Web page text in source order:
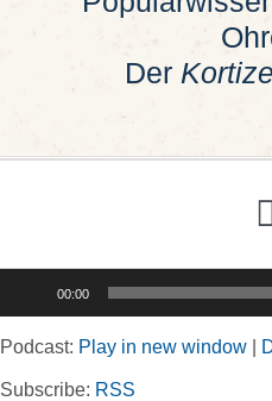
Der
Rubriken
00:00
Podcast: Play in new window
Subscribe: RSS